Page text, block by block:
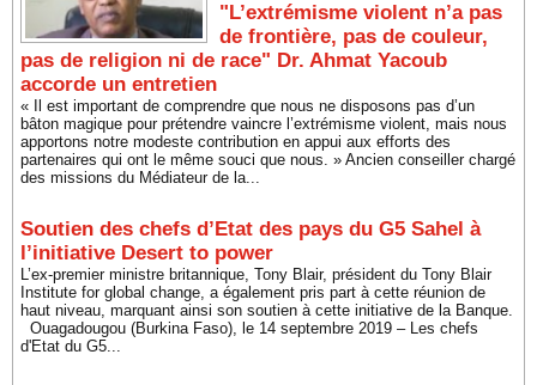
"L’extrémisme violent n’a pas
de frontière, pas de couleur,
pas de religion ni de race" Dr. Ahmat Yacoub
accorde un entretien
« Il est important de comprendre que nous ne disposons pas d’un
bâton magique pour prétendre vaincre l’extrémisme violent, mais nous
apportons notre modeste contribution en appui aux efforts des
partenaires qui ont le même souci que nous. » Ancien conseiller chargé
des missions du Médiateur de la...
Soutien des chefs d’Etat des pays du G5 Sahel à
l’initiative Desert to power
L’ex-premier ministre britannique, Tony Blair, président du Tony Blair
Institute for global change, a également pris part à cette réunion de
haut niveau, marquant ainsi son soutien à cette initiative de la Banque.
Ouagadougou (Burkina Faso), le 14 septembre 2019 – Les chefs
d'Etat du G5...